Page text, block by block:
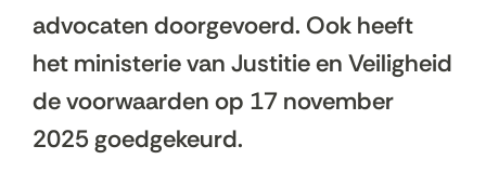
advocaten doorgevoerd. Ook heeft
het ministerie van Justitie en Veiligheid
de voorwaarden op 17 november
2025 goedgekeurd.